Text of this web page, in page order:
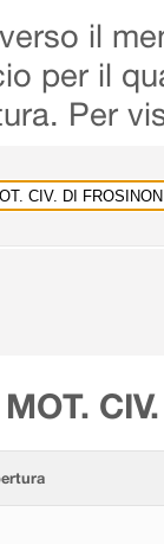
il
per il
Per
MOT.